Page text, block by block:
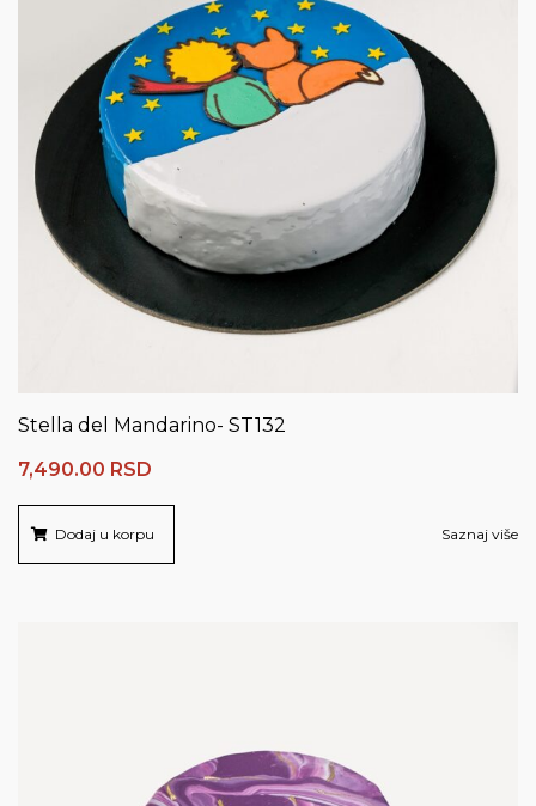
Stella del Mandarino- ST132
7,490.00 RSD
Dodaj u korpu Saznaj više